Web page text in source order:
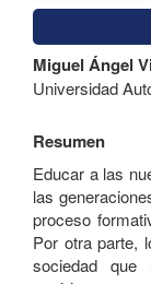
Contenido
principal
del
Miguel Ángel
Universidad
Resumen
Educar a las
las
proceso
Por otra parte,
sociedad